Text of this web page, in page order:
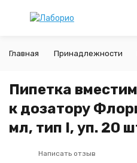
Главная Принадлежности
Пипетка
к дозатору
мл, тип I, уп. 20
Написать отзыв